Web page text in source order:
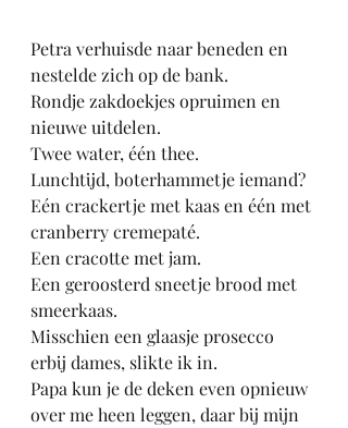
Petra verhuisde naar beneden en
nestelde zich op de bank.
Rondje zakdoekjes opruimen en
nieuwe uitdelen.
Twee water, één thee.
Lunchtijd, boterhammetje iemand?
Eén crackertje met kaas en één met
cranberry cremepaté.
Een cracotte met jam.
Een geroosterd sneetje brood met
smeerkaas.
Misschien een glaasje prosecco
erbij dames, slikte ik in.
Papa kun je de deken even opnieuw
over me heen leggen, daar bij mijn